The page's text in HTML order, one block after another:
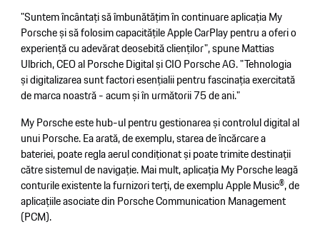
"Suntem încântați să îmbunătățim în continuare aplicația My
Porsche și să folosim capacitățile Apple CarPlay pentru a oferi o
experiență cu adevărat deosebită clienților", spune Mattias
Ulbrich, CEO al Porsche Digital și CIO Porsche AG. "Tehnologia
și digitalizarea sunt factori esențialii pentru fascinația exercitată
de marca noastră - acum și în următorii 75 de ani."
My Porsche este hub-ul pentru gestionarea și controlul digital al
unui Porsche. Ea arată, de exemplu, starea de încărcare a
bateriei, poate regla aerul condiționat și poate trimite destinații
către sistemul de navigație. Mai mult, aplicația My Porsche leagă
conturile existente la furnizori terți, de exemplu Apple Music®, de
aplicațiile asociate din Porsche Communication Management
(PCM).